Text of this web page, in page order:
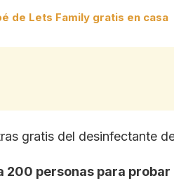
de Lets Family gratis en casa
gratis del desinfectante
200 personas para